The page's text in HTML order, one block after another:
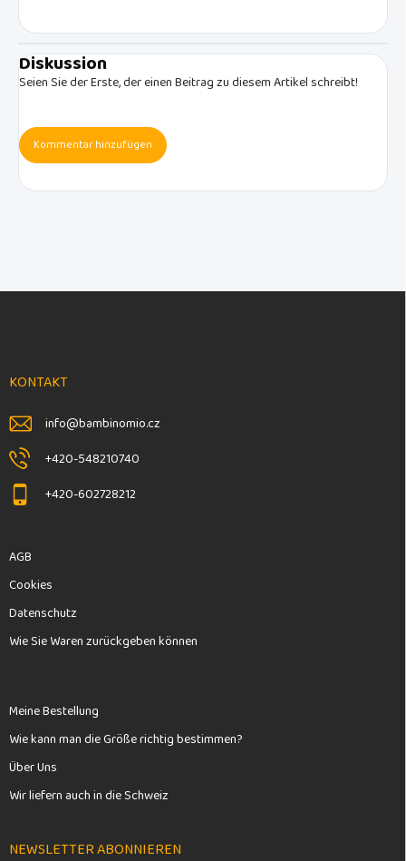
Diskussion
Seien Sie der Erste, der einen Beitrag zu diesem Artikel schreibt!
Kommentar hinzufügen
F
e
KONTAKT
info@bambinomio.cz
+420-548210740
+420-602728212
AGB
Cookies
Datenschutz
Wie Sie Waren zurückgeben können
Meine Bestellung
Wie kann man die Größe richtig bestimmen?
Über Uns
Wir liefern auch in die Schweiz
NEWSLETTER ABONNIEREN